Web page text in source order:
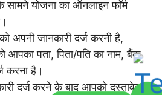
योजना का ऑनलाइन फॉर्म
अपनी जानकारी दर्ज करनी है,
पता, पिता/पति का नाम, बैंक
करना है।
दर्जकरने के बाद आपको दस्तावेज